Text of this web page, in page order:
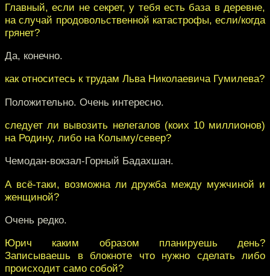
Главный, если не секрет, у тебя есть база в деревне,
на случай продовольственной катастрофы, если/когда
грянет?
Да, конечно.
как относитесь к трудам Льва Николаевича Гумилева?
Положительно. Очень интересно.
следует ли вывозить нелегалов (коих 10 миллионов)
на Родину, либо на Колыму/север?
Чемодан-вокзал-Горный Бадахшан.
А всё-таки, возможна ли дружба между мужчиной и
женщиной?
Очень редко.
Юрич каким образом планируешь день?
Записываешь в блокноте что нужно сделать либо
происходит само собой?